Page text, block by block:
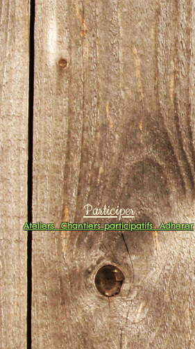
Participer
AteliersChantiers participatifsAdhérer